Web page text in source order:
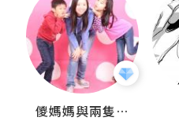
儍媽媽與兩隻小魔怪之家